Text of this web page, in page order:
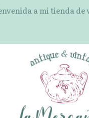
a mi tienda